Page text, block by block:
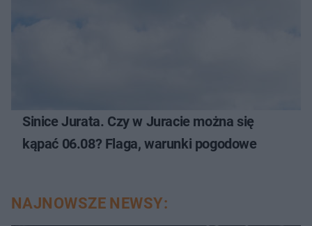
Sinice Jurata. Czy w Juracie można się
kąpać 06.08? Flaga, warunki pogodowe
NAJNOWSZE NEWSY: